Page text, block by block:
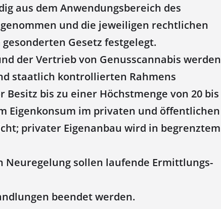
aus dem Anwendungsbereich des
und die jeweiligen rechtlichen
Gesetz festgelegt.
der Vertrieb von Genusscannabis werden
staatlich kontrollierten Rahmens
Besitz bis zu einer Höchstmenge von 20 bis
Eigenkonsum im privaten und öffentlichen
privater Eigenanbau wird in begrenztem
sollen laufende Ermittlungs-
beendet werden.